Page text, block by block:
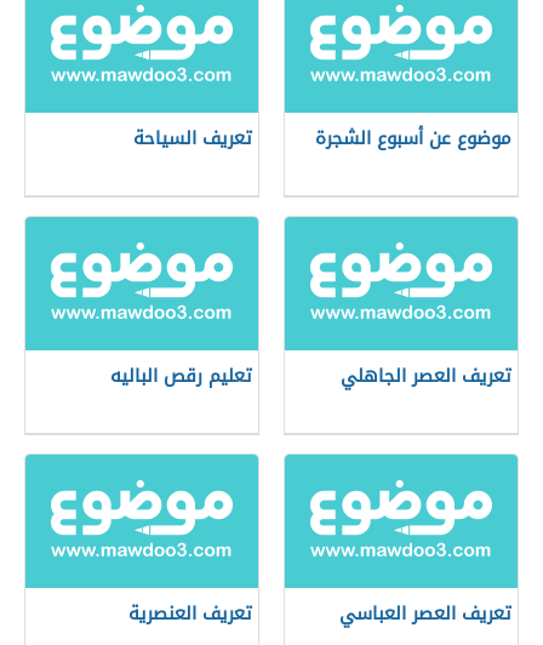
موضوع عن أسبوع الشجرة تعريف السياحة
تعريف العصر الجاهلي تعليم رقص الباليه
تعريف العصر العباسي تعريف العنصرية